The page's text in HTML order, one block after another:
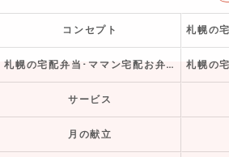
コンセプト
札幌の宅配弁当･ママン宅配お弁当サービスの評判
サービス
月の献立